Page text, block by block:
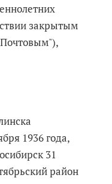
закрытым
1936 года,
31
район